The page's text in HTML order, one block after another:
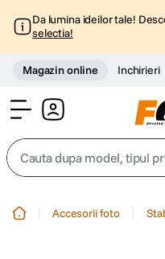
Da lumina ideilor tale!
selectia!
Magazin online Inchirieri
Cauta dupa model, tipul
Accesorii foto